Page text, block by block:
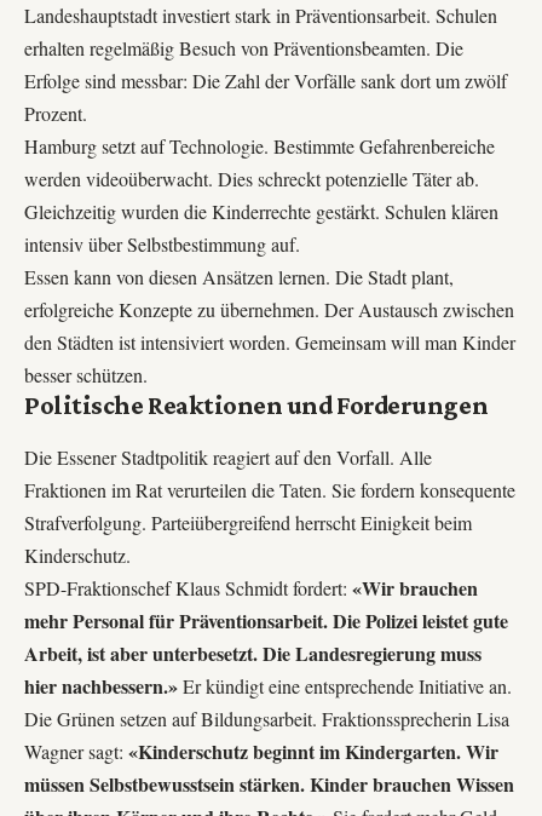
Landeshauptstadt investiert stark in Präventionsarbeit. Schulen
erhalten regelmäßig Besuch von Präventionsbeamten. Die
Erfolge sind messbar: Die Zahl der Vorfälle sank dort um zwölf
Prozent.
Hamburg setzt auf Technologie. Bestimmte Gefahrenbereiche
werden videoüberwacht. Dies schreckt potenzielle Täter ab.
Gleichzeitig wurden die Kinderrechte gestärkt. Schulen klären
intensiv über Selbstbestimmung auf.
Essen kann von diesen Ansätzen lernen. Die Stadt plant,
erfolgreiche Konzepte zu übernehmen. Der Austausch zwischen
den Städten ist intensiviert worden. Gemeinsam will man Kinder
besser schützen.
Politische Reaktionen und Forderungen
Die Essener Stadtpolitik reagiert auf den Vorfall. Alle
Fraktionen im Rat verurteilen die Taten. Sie fordern konsequente
Strafverfolgung. Parteiübergreifend herrscht Einigkeit beim
Kinderschutz.
SPD-Fraktionschef Klaus Schmidt fordert: «Wir brauchen
mehr Personal für Präventionsarbeit. Die Polizei leistet gute
Arbeit, ist aber unterbesetzt. Die Landesregierung muss
hier nachbessern.»Er kündigt eine entsprechende Initiative an.
Die Grünen setzen auf Bildungsarbeit. Fraktionssprecherin Lisa
Wagner sagt: «Kinderschutz beginnt im Kindergarten. Wir
müssen Selbstbewusstsein stärken. Kinder brauchen Wissen